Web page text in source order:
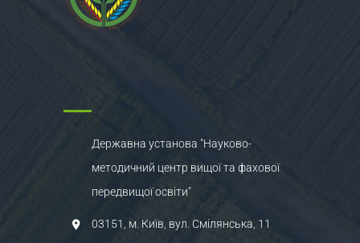
Державна установа "Науково-
методичний центр вищої та фахової
передвищої освіти"
03151, м. Київ, вул. Смілянська, 11